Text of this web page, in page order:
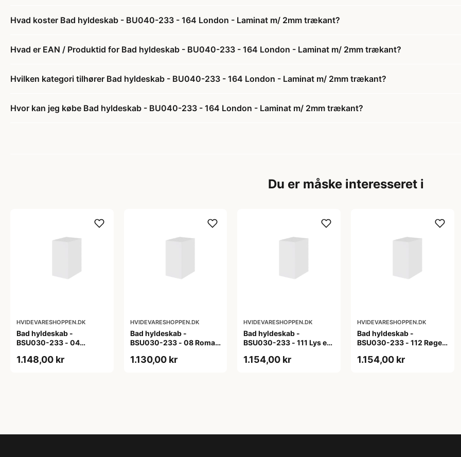
Hvad koster Bad hyldeskab - BU040-233 - 164 London - Laminat m/ 2mm trækant?
Hvad er EAN / Produktid for Bad hyldeskab - BU040-233 - 164 London - Laminat m/ 2mm trækant?
Hvilken kategori tilhører Bad hyldeskab - BU040-233 - 164 London - Laminat m/ 2mm trækant?
Hvor kan jeg købe Bad hyldeskab - BU040-233 - 164 London - Laminat m/ 2mm trækant?
Du er måske interesseret i
HVIDEVARESHOPPEN.DK
Bad hyldeskab -
BSU030-233 - 04
1.148,00 kr
HVIDEVARESHOPPEN.DK
Bad hyldeskab -
BSU030-233 - 08 Roma -
1.130,00 kr
HVIDEVARESHOPPEN.DK
Bad hyldeskab -
BSU030-233 - 111 Lys eg
1.154,00 kr
HVIDEVARESHOPPEN.DK
Bad hyldeskab -
BSU030-233 - 112 Røget
1.154,00 kr